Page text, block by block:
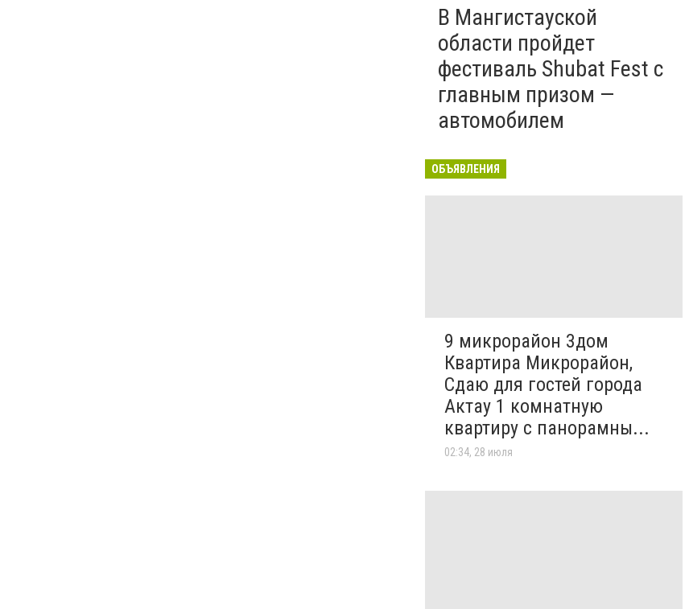
В Мангистауской
области пройдет
фестиваль Shubat Fest с
главным призом —
автомобилем
ОБЪЯВЛЕНИЯ
9 микрорайон 3дом
Квартира Микрорайон,
Сдаю для гостей города
Актау 1 комнатную
квартиру с панорамны...
02:34, 28 июля